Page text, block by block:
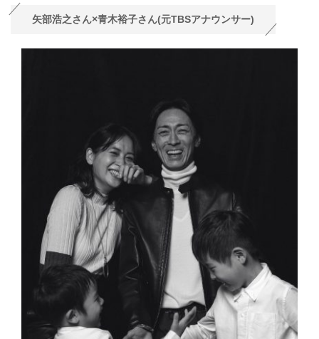
矢部浩之さん×青木裕子さん(元TBSアナウンサー)